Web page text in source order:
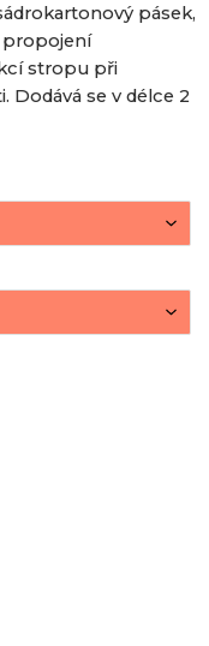
pásek,
propojení
stropu při
Dodává se v délce 2